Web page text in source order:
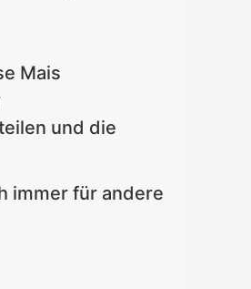
Mais
und die
immer für andere